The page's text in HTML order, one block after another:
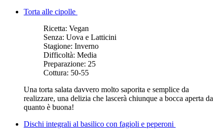
Torta alle cipolle
Ricetta: Vegan
Senza: Uova e Latticini
Stagione: Inverno
Difficoltà: Media
Preparazione: 25
Cottura: 50-55
Una torta salata davvero molto saporita e semplice da
realizzare, una delizia che lascerà chiunque a bocca aperta da
quanto è buona!
Dischi integrali al basilico con fagioli e peperoni